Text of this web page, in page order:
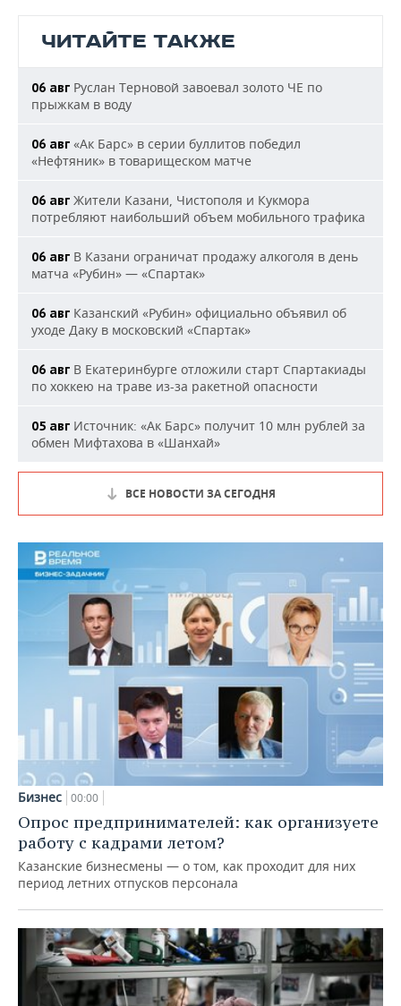
ЧИТАЙТЕ ТАКЖЕ
06 авг Руслан Терновой завоевал золото ЧЕ по
прыжкам в воду
06 авг «Ак Барс» в серии буллитов победил
«Нефтяник» в товарищеском матче
06 авг Жители Казани, Чистополя и Кукмора
потребляют наибольший объем мобильного трафика
06 авг В Казани ограничат продажу алкоголя в день
матча «Рубин» — «Спартак»
06 авг Казанский «Рубин» официально объявил об
уходе Даку в московский «Спартак»
06 авг В Екатеринбурге отложили старт Спартакиады
по хоккею на траве из-за ракетной опасности
05 авг Источник: «Ак Барс» получит 10 млн рублей за
обмен Мифтахова в «Шанхай»
ВСЕ НОВОСТИ ЗА СЕГОДНЯ
Бизнес 00:00
Опрос предпринимателей: как организуете
работу с кадрами летом?
Казанские бизнесмены — о том, как проходит для них
период летних отпусков персонала